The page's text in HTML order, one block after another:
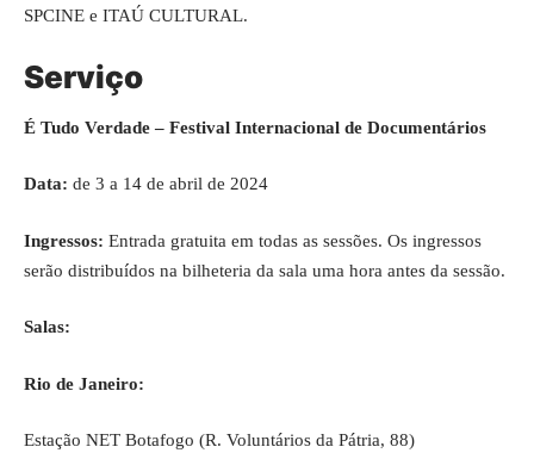
SPCINE e ITAÚ CULTURAL.
Serviço
É Tudo Verdade – Festival Internacional de Documentários
Data: de 3 a 14 de abril de 2024
Ingressos: Entrada gratuita em todas as sessões. Os ingressos
serão distribuídos na bilheteria da sala uma hora antes da sessão.
Salas:
Rio de Janeiro:
Estação NET Botafogo (R. Voluntários da Pátria, 88)